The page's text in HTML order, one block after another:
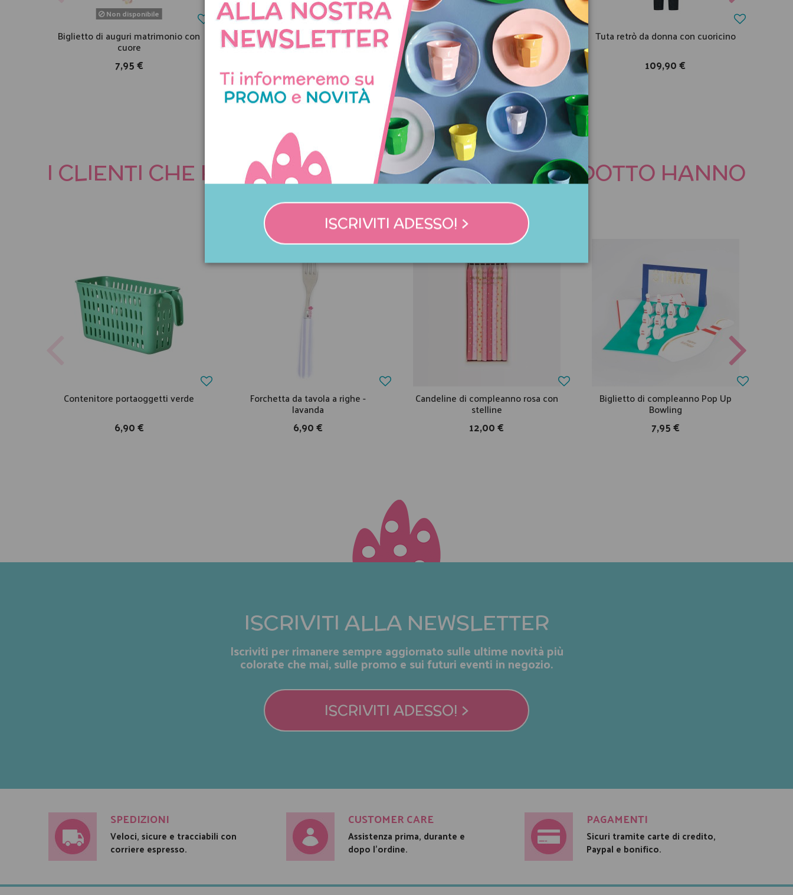
Non disponibile
Biglietto di auguri matrimonio con
cuore
7,95 €
Abito chemisier fantasia cuori
Non disponibile
Borsa termica con stampa a
cuoricini
24,95 €
Tuta retrò da donna con cuoricino
109,90 €
I CLIENTI CHE HANNO ACQUISTATO QUESTO PRODOTTO HANNO
COMPRATO ANCHE:
Contenitore portaoggetti verde
6,90 €
Forchetta da tavola a righe -
lavanda
6,90 €
Candeline di compleanno rosa con
stelline
12,00 €
Biglietto di compleanno Pop Up
Bowling
7,95 €
ISCRIVITI ALLA NEWSLETTER
Iscriviti per rimanere sempre aggiornato sulle ultime novità più
colorate che mai, sulle promo e sui futuri eventi in negozio.
ISCRIVITI ADESSO! >
SPEDIZIONI
Veloci, sicure e tracciabili con
corriere espresso.
CUSTOMER CARE
Assistenza prima, durante e
dopo l'ordine.
PAGAMENTI
Sicuri tramite carte di credito,
Paypal e bonifico.
ISCRIVITI ADESSO! >